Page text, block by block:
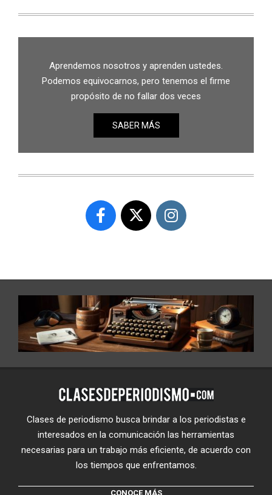
Aprendemos nosotros y aprenden ustedes.
Podemos equivocarnos, pero tenemos el firme
propósito de no fallar dos veces
SABER MÁS
Clases de periodismo busca brindar a los periodistas e
interesados en la comunicación las herramientas
necesarias para un trabajo más eficiente, de acuerdo con
los tiempos que enfrentamos.
CONOCE MÁS